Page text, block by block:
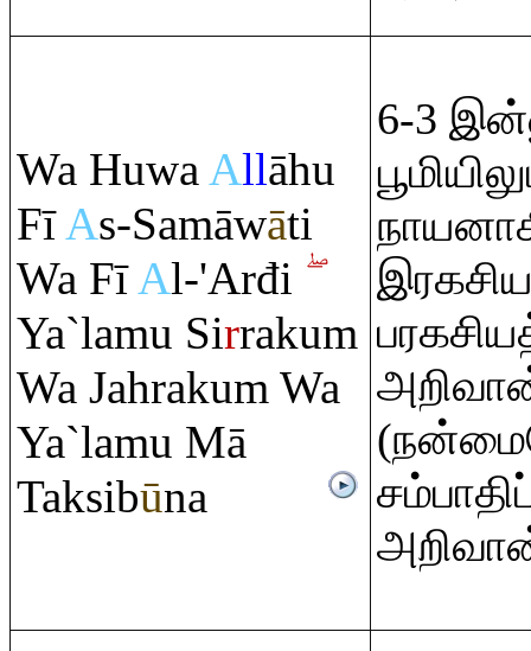
Wa HuwaAllāhu
FīAs-Samāwāti
Wa FīAl-'Arđi
Ya`lamu Sirrakum
Wa Jahrakum Wa
Ya`lamu Mā
Taksibūna
6-3